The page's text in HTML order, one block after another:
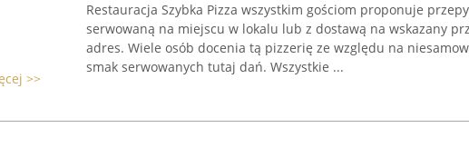
>>
Restauracja Szybka Pizza wszystkim gościom proponuje
serwowaną na miejscu w lokalu lub z dostawą na wskazany
adres. Wiele osób docenia tą pizzerię ze względu na
smak serwowanych tutaj dań. Wszystkie ...